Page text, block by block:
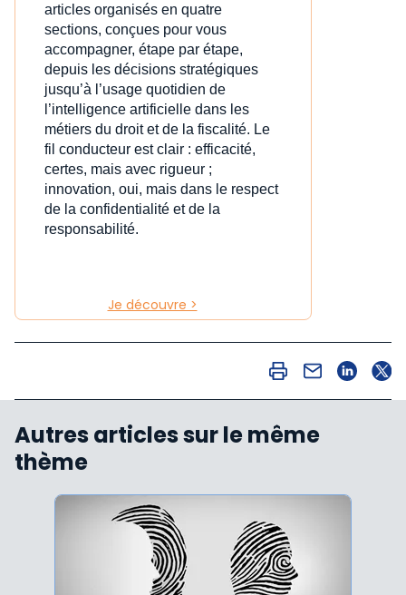
articles organisés en quatre
sections, conçues pour vous
accompagner, étape par étape,
depuis les décisions stratégiques
jusqu’à l’usage quotidien de
l’intelligence artificielle dans les
métiers du droit et de la fiscalité. Le
fil conducteur est clair : efficacité,
certes, mais avec rigueur ;
innovation, oui, mais dans le respect
de la confidentialité et de la
responsabilité.
Je découvre >
Autres articles sur le même
thème